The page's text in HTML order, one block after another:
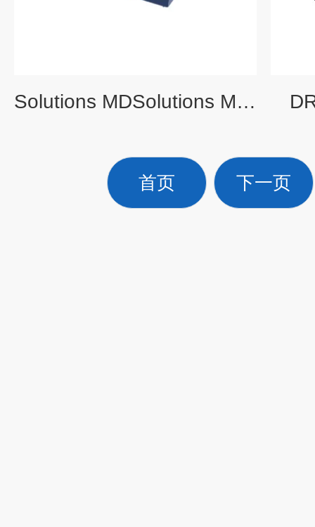
Solutions MDSolutions MD 微波消解仪
首页 下一页